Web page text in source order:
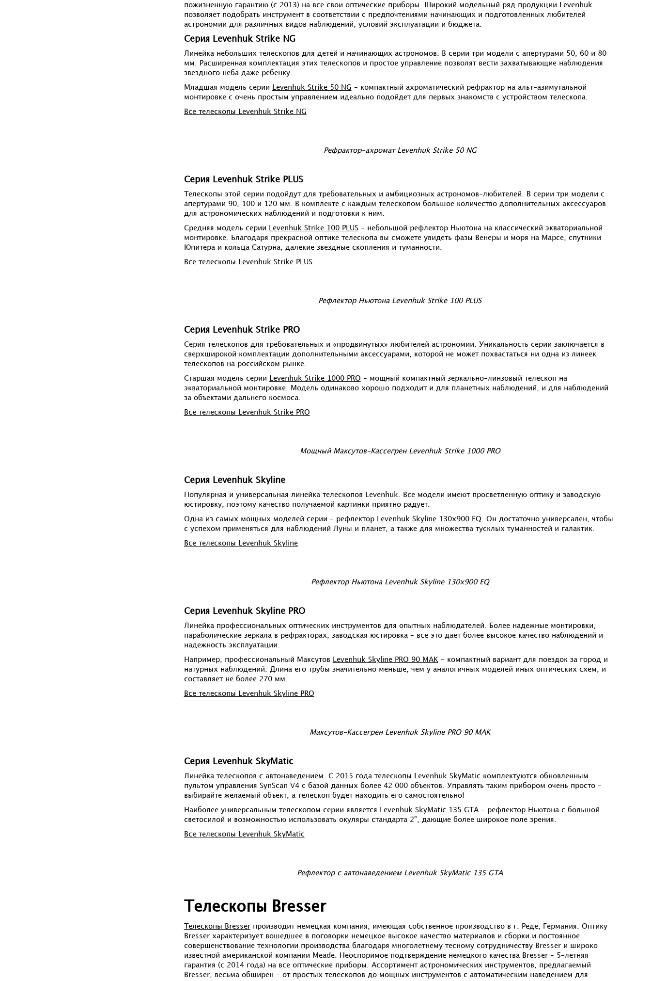
пожизненную гарантию (с 2013) на все свои оптические приборы. Широкий модельный ряд продукции Levenhuk
позволяет подобрать инструмент в соответствии с предпочтениями начинающих и подготовленных любителей
астрономии для различных видов наблюдений, условий эксплуатации и бюджета.
Серия Levenhuk Strike NG
Линейка небольших телескопов для детей и начинающих астрономов. В серии три модели с апертурами 50, 60 и 80
мм. Расширенная комплектация этих телескопов и простое управление позволят вести захватывающие наблюдения
звездного неба даже ребенку.
Младшая модель серии Levenhuk Strike 50 NG – компактный ахроматический рефрактор на альт-азимутальной
монтировке с очень простым управлением идеально подойдет для первых знакомств с устройством телескопа.
Все телескопы Levenhuk Strike NG
Рефрактор-ахромат Levenhuk Strike 50 NG
Серия Levenhuk Strike PLUS
Телескопы этой серии подойдут для требовательных и амбициозных астрономов-любителей. В серии три модели с
апертурами 90, 100 и 120 мм. В комплекте с каждым телескопом большое количество дополнительных аксессуаров
для астрономических наблюдений и подготовки к ним.
Средняя модель серии Levenhuk Strike 100 PLUS– небольшой рефлектор Ньютона на классический экваториальной
монтировке. Благодаря прекрасной оптике телескопа вы сможете увидеть фазы Венеры и моря на Марсе, спутники
Юпитера и кольца Сатурна, далекие звездные скопления и туманности.
Все телескопы Levenhuk Strike PLUS
Рефлектор Ньютона Levenhuk Strike 100 PLUS
Серия Levenhuk Strike PRO
Серия телескопов для требовательных и «продвинутых» любителей астрономии. Уникальность серии заключается в
сверхширокой комплектации дополнительными аксессуарами, которой не может похвастаться ни одна из линеек
телескопов на российском рынке.
Старшая модель серии Levenhuk Strike 1000 PRO – мощный компактный зеркально-линзовый телескоп на
экваториальной монтировке. Модель одинаково хорошо подходит и для планетных наблюдений, и для наблюдений
за объектами дальнего космоса.
Все телескопы Levenhuk Strike PRO
Мощный Максутов-Кассегрен Levenhuk Strike 1000 PRO
Серия Levenhuk Skyline
Популярная и универсальная линейка телескопов Levenhuk. Все модели имеют просветленную оптику и заводскую
юстировку, поэтому качество получаемой картинки приятно радует.
Одна из самых мощных моделей серии – рефлектор Levenhuk Skyline 130х900 EQ. Он достаточно универсален, чтобы
с успехом применяться для наблюдений Луны и планет, а также для множества тусклых туманностей и галактик.
Все телескопы Levenhuk Skyline
Рефлектор Ньютона Levenhuk Skyline 130х900 EQ
Серия Levenhuk Skyline PRO
Линейка профессиональных оптических инструментов для опытных наблюдателей. Более надежные монтировки,
параболические зеркала в рефракторах, заводская юстировка – все это дает более высокое качество наблюдений и
надежность эксплуатации.
Например, профессиональный Максутов Levenhuk Skyline PRO 90 MAK– компактный вариант для поездок за город и
натурных наблюдений. Длина его трубы значительно меньше, чем у аналогичных моделей иных оптических схем, и
составляет не более 270 мм.
Все телескопы Levenhuk Skyline PRO
Максутов-Кассегрен Levenhuk Skyline PRO 90 MAK
Серия Levenhuk SkyMatic
Линейка телескопов с автонаведением. С 2015 года телескопы Levenhuk SkyMatic комплектуются обновленным
пультом управления SynScan V4 с базой данных более 42 000 объектов. Управлять таким прибором очень просто –
выбирайте желаемый объект, а телескоп будет находить его самостоятельно!
Наиболее универсальным телескопом серии является Levenhuk SkyMatic 135 GTA– рефлектор Ньютона с большой
светосилой и возможностью использовать окуляры стандарта 2", дающие более широкое поле зрения.
Все телескопы Levenhuk SkyMatic
Рефлектор с автонаведением Levenhuk SkyMatic 135 GTA
Телескопы Bresser
Телескопы Bresserпроизводит немецкая компания, имеющая собственное производство в г. Реде, Германия. Оптику
Bresser характеризует вошедшее в поговорки немецкое высокое качество материалов и сборки и постоянное
совершенствование технологии производства благодаря многолетнему тесному сотрудничеству Bresser и широко
известной американской компании Meade. Неоспоримое подтверждение немецкого качества Bresser – 5-летняя
гарантия (с 2014 года) на все оптические приборы. Ассортимент астрономических инструментов, предлагаемый
Bresser, весьма обширен – от простых телескопов до мощных инструментов с автоматическим наведением для